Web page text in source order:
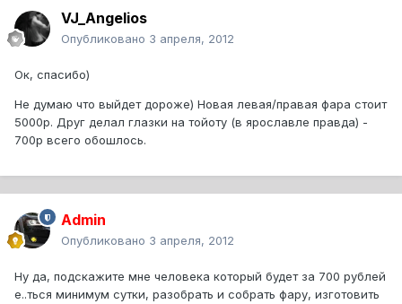
VJ_Angelios
Опубликовано 3 апреля, 2012
Ок, спасибо)
Не думаю что выйдет дороже) Новая левая/правая фара стоит
5000р. Друг делал глазки на тойоту (в ярославле правда) -
700р всего обошлось.
Admin
Опубликовано 3 апреля, 2012
Ну да, подскажите мне человека который будет за 700 рублей
е..ться минимум сутки, разобрать и собрать фару, изготовить